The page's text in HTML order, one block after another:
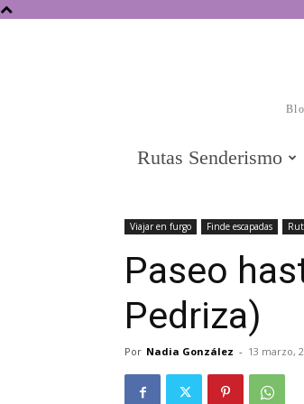
Rutas Senderismo
Viajar en furgo Finde escapadas
Paseo
Pedriza)
Por Nadia González - 13 marzo,